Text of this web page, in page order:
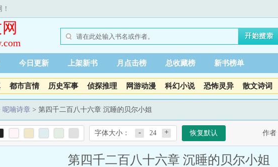
今日更新 上架新书 月点击榜 总收藏榜 新书榜单
都市言情 历史军事 侦探推理 网游动漫 科幻小说 恐怖灵异 散文诗词
呢喃诗章 > 第四千二百八十六章 沉睡的贝尔小姐
字体大小： - 24 + 恢复默认 作者
第四千二百八十六章 沉睡的贝尔小姐